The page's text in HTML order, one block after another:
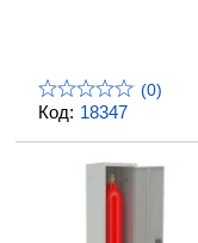
Код: 18347
(0)